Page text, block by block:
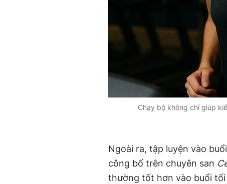
Chạy bộ không chỉ giúp
Ngoài ra, tập luyện vào
công bố trên chuyên san
thường tốt hơn vào buổi